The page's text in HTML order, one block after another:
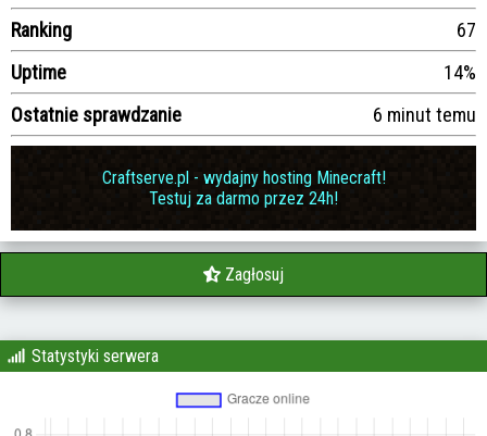
Ranking
67
Uptime
14%
Ostatnie sprawdzanie
6 minut temu
Craftserve.pl - wydajny hosting Minecraft!
Testuj za darmo przez 24h!
Zagłosuj
Statystyki serwera